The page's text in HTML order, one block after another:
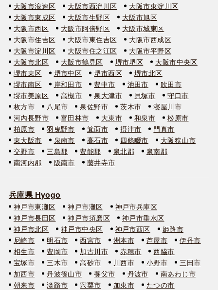
大阪市浪速区
大阪市西淀川区
大阪市東淀川区
大阪市東成区
大阪市生野区
大阪市旭区
大阪市西区
大阪市阿倍野区
大阪市城東区
大阪市住吉区
大阪市東住吉区
大阪市西成区
大阪市淀川区
大阪市住之江区
大阪市平野区
大阪市北区
大阪市鶴見区 堺市堺区
大阪市中央区
堺市東区
堺市中区 堺市西区
堺市北区
堺市南区
岸和田市 豊中市 池田市
吹田市
堺市美原区
高槻市 泉大津市 貝塚市
守口市
枚方市
八尾市 泉佐野市 茨木市
寝屋川市
河内長野市
富田林市 大東市 和泉市
松原市
柏原市
羽曳野市 箕面市 摂津市
門真市
東大阪市
泉南市 高石市 四條畷市
大阪狭山市
交野市
三島郡 豊能郡 泉北郡
泉南郡
南河内郡
阪南市 藤井寺市
兵庫県 Hyogo
神戸市東灘区 神戸市灘区
神戸市兵庫区
神戸市長田区
神戸市須磨区
神戸市垂水区
神戸市北区
神戸市中央区 神戸市西区
姫路市
尼崎市
明石市 西宮市 洲本市 芦屋市
伊丹市
相生市
豊岡市 加古川市 赤穂市
西脇市
宝塚市
三木市 高砂市 川西市 小野市
三田市
加西市
丹波篠山市 養父市 丹波市
南あわじ市
朝来市
淡路市 宍粟市 加東市
たつの市